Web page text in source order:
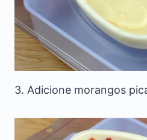
3. Adicione morangos